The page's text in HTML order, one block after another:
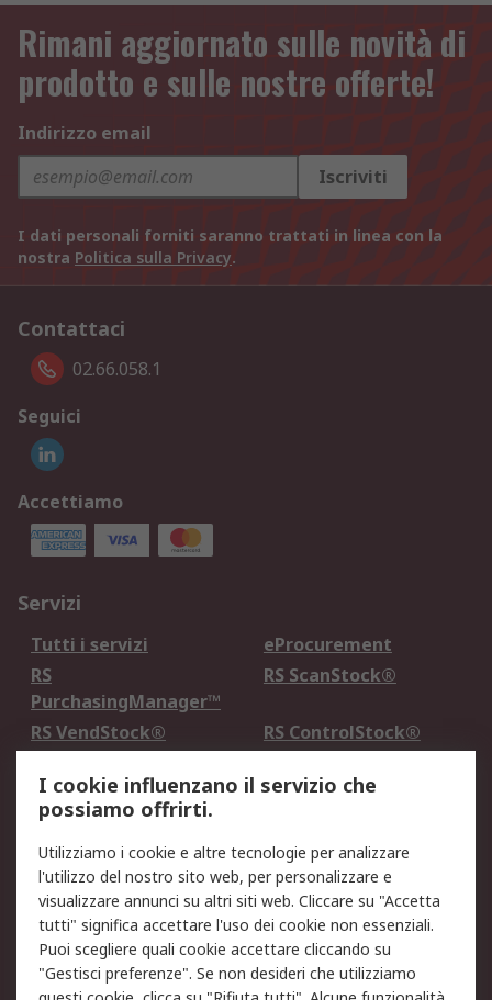
Rimani aggiornato sulle novità di
prodotto e sulle nostre offerte!
Indirizzo email
Iscriviti
I dati personali forniti saranno trattati in linea con la
nostra Politica sulla Privacy.
Contattaci
02.66.058.1
Seguici
Accettiamo
Servizi
Tutti i servizi
eProcurement
RS
PurchasingManager™
RS ScanStock®
RS VendStock®
RS ControlStock®
Legale
Informativa Cookie
Informativa Privacy -
Aggiornata
Email Security
Termini d'uso
Condizioni di vendita
Condizioni generali di
servizio
I cookie influenzano il servizio che
possiamo offrirti.
Utilizziamo i cookie e altre tecnologie per analizzare
l'utilizzo del nostro sito web, per personalizzare e
visualizzare annunci su altri siti web. Cliccare su "Accetta
tutti" significa accettare l'uso dei cookie non essenziali.
Puoi scegliere quali cookie accettare cliccando su
"Gestisci preferenze". Se non desideri che utilizziamo